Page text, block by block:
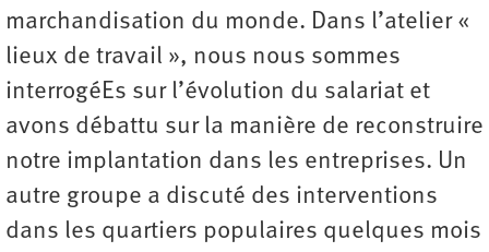
marchandisation du monde. Dans l’atelier «
lieux de travail », nous nous sommes
interrogéEs sur l’évolution du salariat et
avons débattu sur la manière de reconstruire
notre implantation dans les entreprises. Un
autre groupe a discuté des interventions
dans les quartiers populaires quelques mois